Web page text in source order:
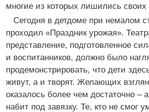
многие из которых лишились своих
Сегодня в детдоме при немалом
проходил «Праздник урожая».
представление, подготовленное
и воспитанников, должно было
продемонстрировать, что дети
живут, а и творят. Желающих
оказалось более чем достаточно –
набит под завязку. Те, кто не смог